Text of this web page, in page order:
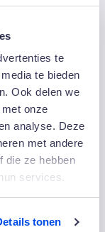
te
te bieden
Ook delen we
onze
analyse. Deze
met andere
die ze hebben
services.
tonen
borrel de
kon
voor zijn of